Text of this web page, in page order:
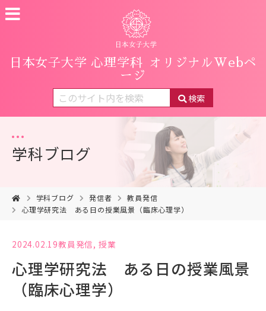
日本女子大学 心理学科
オリジナルWebペ
ージ
検索
学科ブログ
学科ブログ 発信者
教員発信
心理学研究法 ある日の授業風景（臨床心理学）
2024.02.19教員発信, 授業
心理学研究法 ある日の授業風景
（臨床心理学）